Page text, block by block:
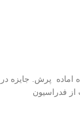
پرش. جایزه در
فدراسیون